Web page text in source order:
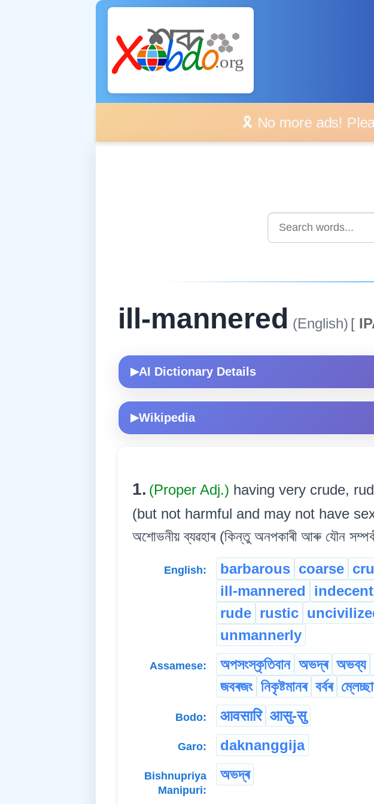
🎗️ No more ads!
ill-mannered (English) [
▶AI Dictionary Details
▶Wikipedia
1. (Proper Adj.) having very crude,
(but not harmful and may not have
অশোভনীয় ব্যৱহাৰ (কিন্তু অনপকাৰী আৰু যৌন
English: barbarous coarse
ill-mannered
indecent
rude rustic
unmannerly
Assamese: অপসংস্কৃতিবান অভদ্ৰ অভব্য
জবৰজং নিকৃষ্টমানৰ বৰ্বৰ
Bodo: आवसारि आसु-सु
Garo: daknanggija
Bishnupriya
Manipuri:
অভদ্ৰ